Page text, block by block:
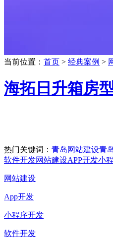
当前位置： 首页 > 经典案例 >
海拓日升箱房
热门关键词： 青岛网站建设青
软件开发网站建设APP开发小
网站建设
App开发
小程序开发
软件开发